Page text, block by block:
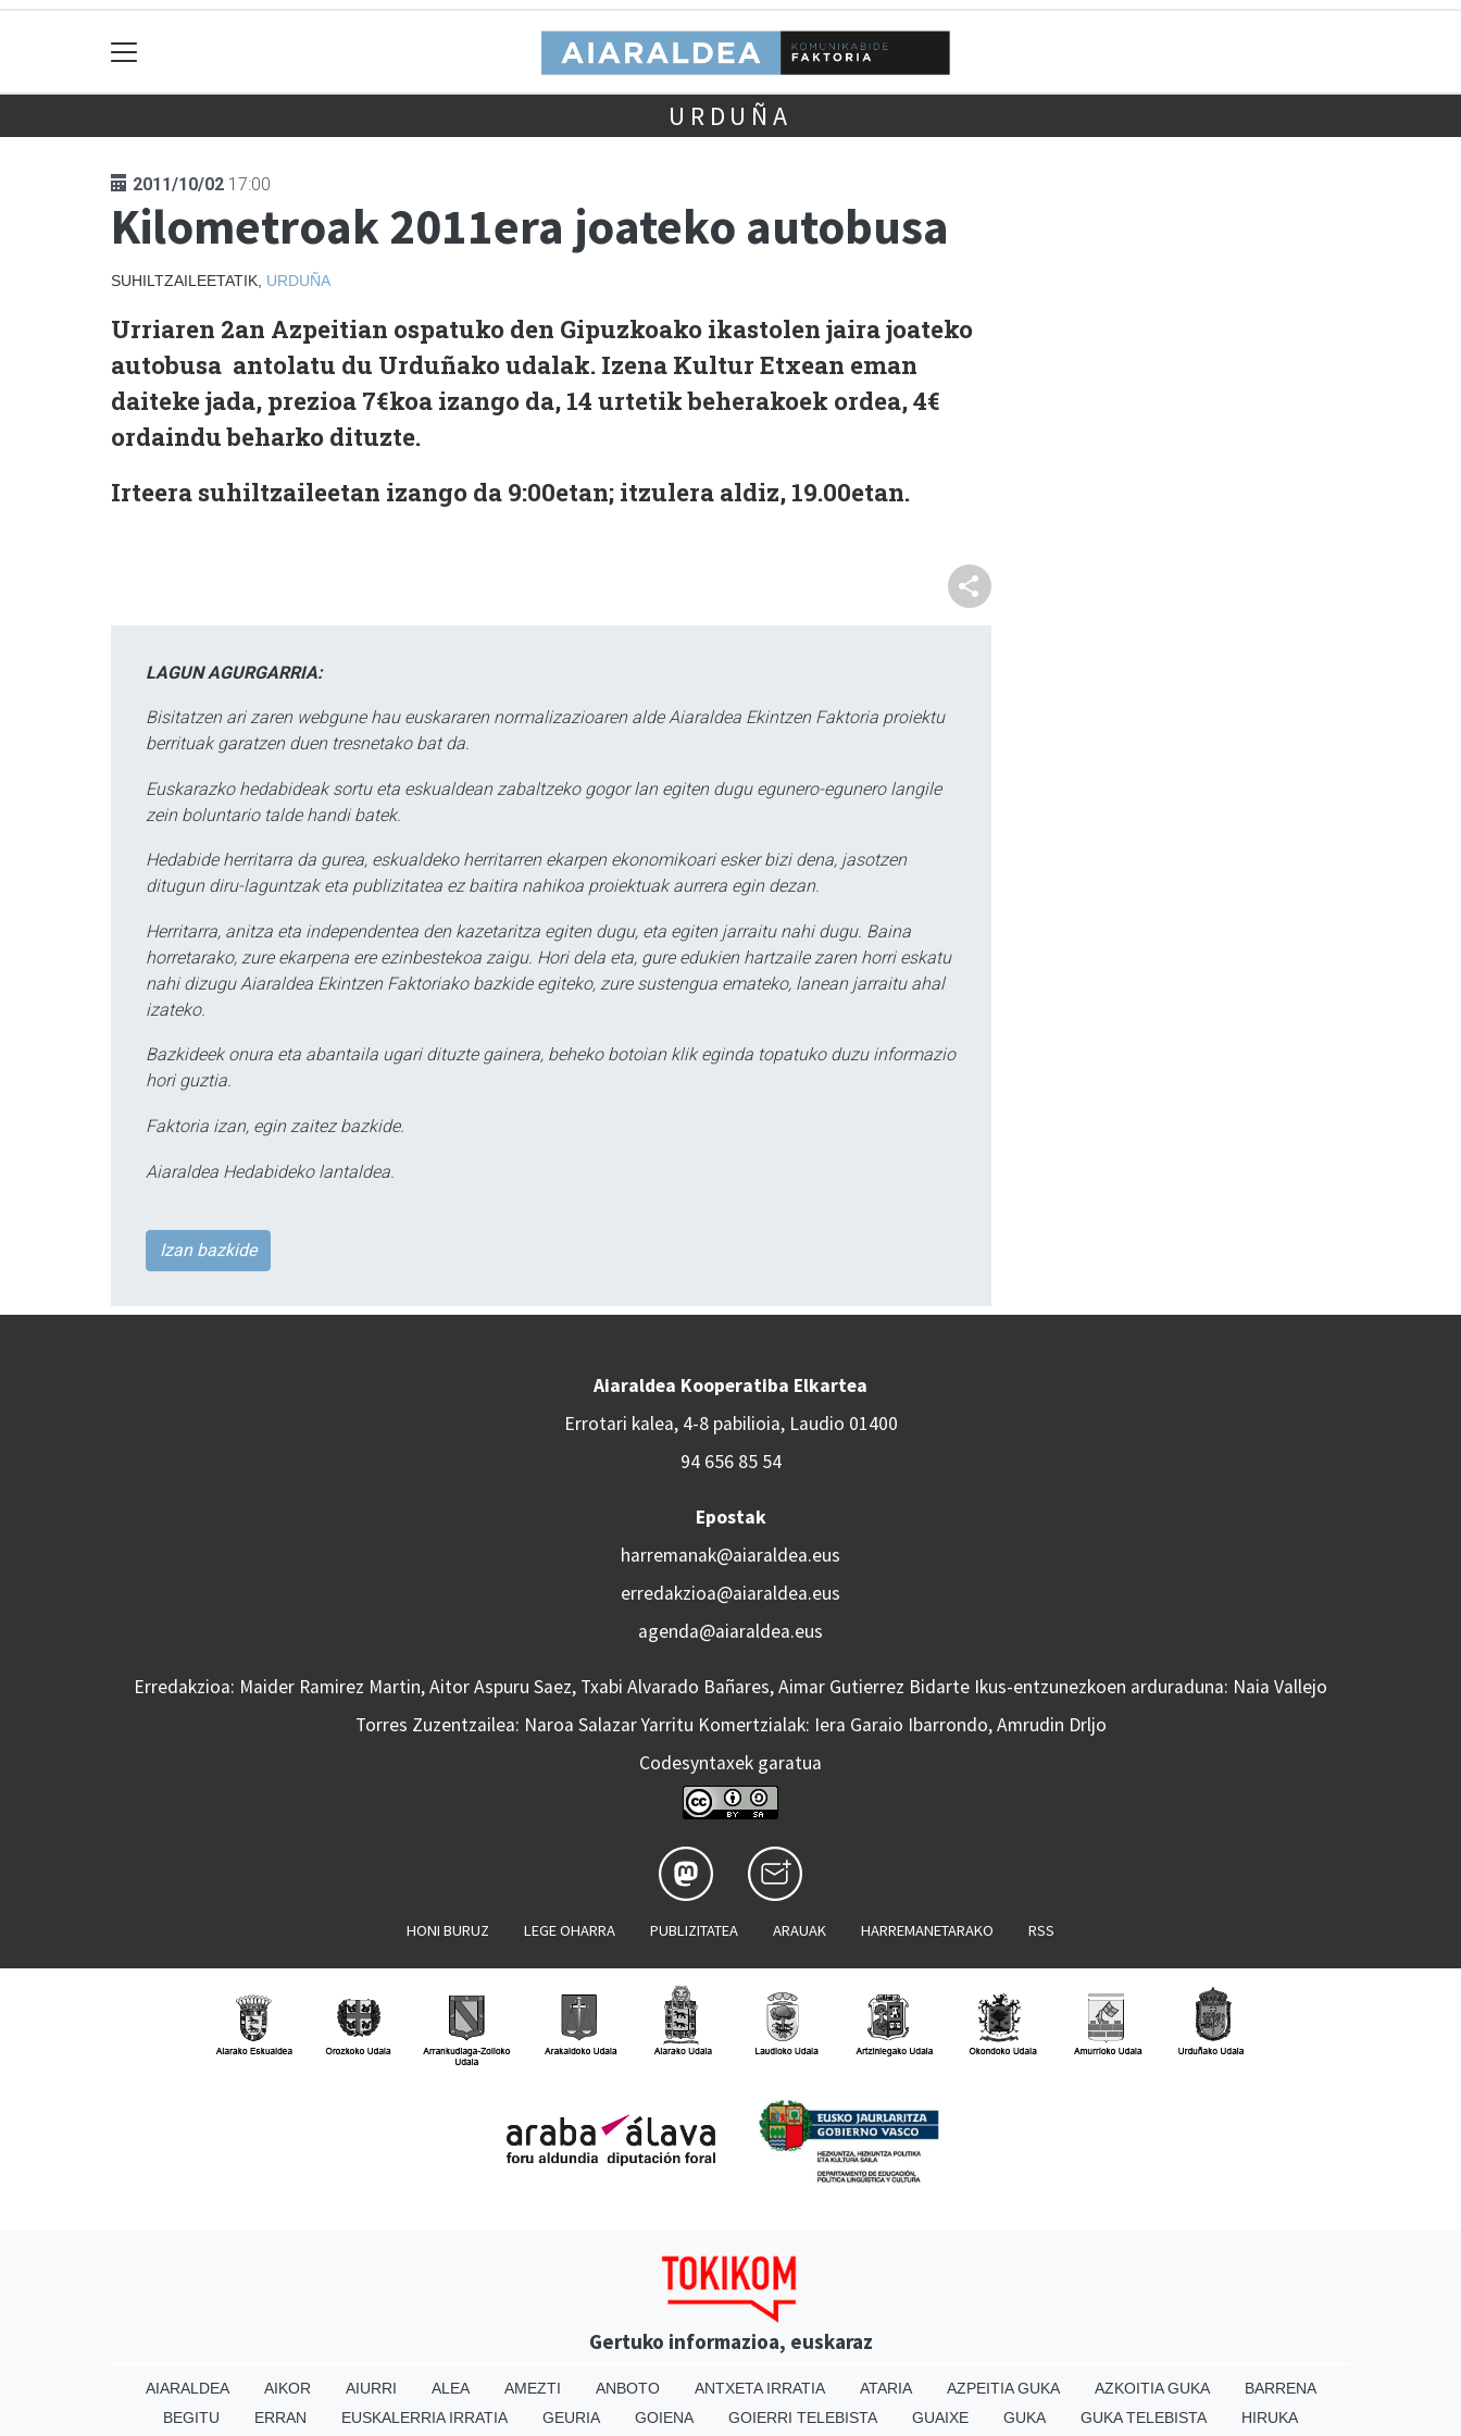
URDUÑA
2011/10/02 17:00
Kilometroak 2011era joateko autobusa
SUHILTZAILEETATIK, URDUÑA
Urriaren 2an Azpeitian ospatuko den Gipuzkoako ikastolen jaira joateko
autobusa antolatu du Urduñako udalak. Izena Kultur Etxean eman
daiteke jada, prezioa 7€koa izango da, 14 urtetik beherakoek ordea, 4€
ordaindu beharko dituzte.
Irteera suhiltzaileetan izango da 9:00etan; itzulera aldiz, 19.00etan.
LAGUN AGURGARRIA:
Bisitatzen ari zaren webgune hau euskararen normalizazioaren alde Aiaraldea Ekintzen Faktoria proiektu
berrituak garatzen duen tresnetako bat da.
Euskarazko hedabideak sortu eta eskualdean zabaltzeko gogor lan egiten dugu egunero-egunero langile
zein boluntario talde handi batek.
Hedabide herritarra da gurea, eskualdeko herritarren ekarpen ekonomikoari esker bizi dena, jasotzen
ditugun diru-laguntzak eta publizitatea ez baitira nahikoa proiektuak aurrera egin dezan.
Herritarra, anitza eta independentea den kazetaritza egiten dugu, eta egiten jarraitu nahi dugu. Baina
horretarako, zure ekarpena ere ezinbestekoa zaigu. Hori dela eta, gure edukien hartzaile zaren horri eskatu
nahi dizugu Aiaraldea Ekintzen Faktoriako bazkide egiteko, zure sustengua emateko, lanean jarraitu ahal
izateko.
Bazkideek onura eta abantaila ugari dituzte gainera, beheko botoian klik eginda topatuko duzu informazio
hori guztia.
Faktoria izan, egin zaitez bazkide.
Aiaraldea Hedabideko lantaldea.
Izan bazkide
Aiaraldea Kooperatiba Elkartea
Errotari kalea, 4-8 pabilioia, Laudio 01400
94 656 85 54
Epostak
harremanak@aiaraldea.eus
erredakzioa@aiaraldea.eus
agenda@aiaraldea.eus
Erredakzioa: Maider Ramirez Martin, Aitor Aspuru Saez, Txabi Alvarado Bañares, Aimar Gutierrez Bidarte Ikus-entzunezkoen arduraduna: Naia Vallejo
Torres Zuzentzailea: Naroa Salazar Yarritu Komertzialak: Iera Garaio Ibarrondo, Amrudin Drljo
Codesyntaxek garatua
HONI BURUZ LEGE OHARRA PUBLIZITATEA ARAUAK HARREMANETARAKO RSS
Gertuko informazioa, euskaraz
AIARALDEA AIKOR AIURRI ALEA AMEZTI ANBOTO ANTXETA IRRATIA ATARIA AZPEITIA GUKA AZKOITIA GUKA
BARRENA
BEGITU
ERRAN EUSKALERRIA IRRATIA GEURIA GOIENA GOIERRI TELEBISTA GUAIXE GUKA GUKA TELEBISTA HIRUKA